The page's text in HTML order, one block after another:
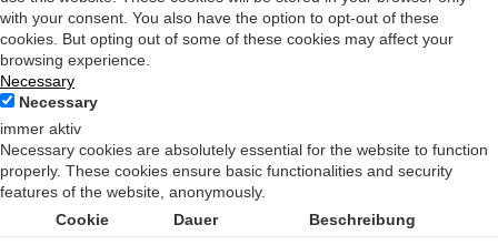
with your consent. You also have the option to opt-out of these
cookies. But opting out of some of these cookies may affect your
browsing experience.
Necessary
Necessary
immer aktiv
Necessary cookies are absolutely essential for the website to function
properly. These cookies ensure basic functionalities and security
features of the website, anonymously.
Cookie
Dauer Beschreibung